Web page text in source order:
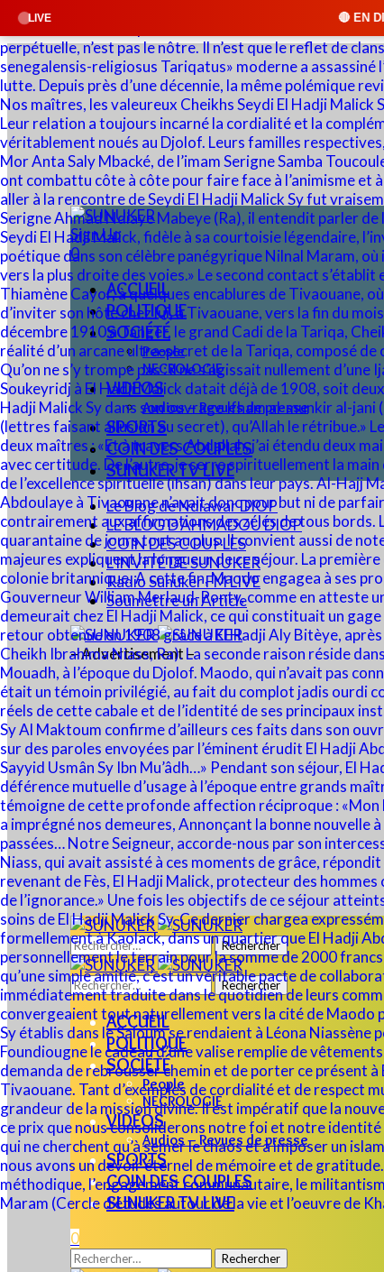
LIVE 🔴 EN DIRECT :
Sign Up
0
ACCUEIL
POLITIQUE
SOCIÉTÉ
People
NECROLOGIE
VIDÉOS
Audios – Revues de presse
SPORTS
COIN DES COUPLES
SUNUKER TV LIVE
Le Blog de Ndiawar DIOP
LE BLOG D’AHMADOU DIOP
COIN DES COUPLES
L’INVITÉ DE SUNUKER
Radio Sunuker FM LIVE
Soumettre un Article
– Advertisement –
Rechercher :
Rechercher :
ACCUEIL
POLITIQUE
SOCIÉTÉ
People
NECROLOGIE
VIDÉOS
Audios – Revues de presse
SPORTS
COIN DES COUPLES
SUNUKER TV LIVE
0
Rechercher :